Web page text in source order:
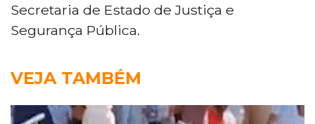
Secretaria de Estado de Justiça e
Segurança Pública.
VEJA TAMBÉM